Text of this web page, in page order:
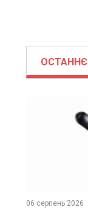
ОСТАННЄ
06 серпень 2026